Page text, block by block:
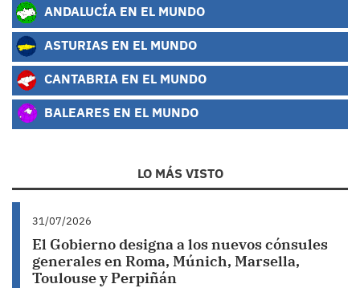
ANDALUCÍA EN EL MUNDO
ASTURIAS EN EL MUNDO
CANTABRIA EN EL MUNDO
BALEARES EN EL MUNDO
LO MÁS VISTO
31/07/2026
El Gobierno designa a los nuevos cónsules
generales en Roma, Múnich, Marsella,
Toulouse y Perpiñán